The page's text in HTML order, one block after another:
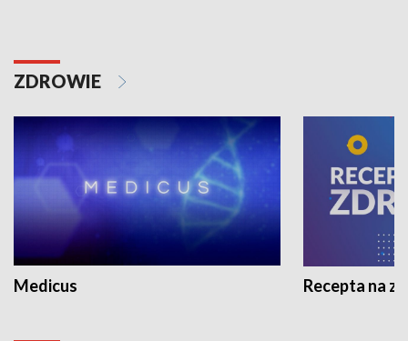
ZDROWIE
Medicus Recepta na